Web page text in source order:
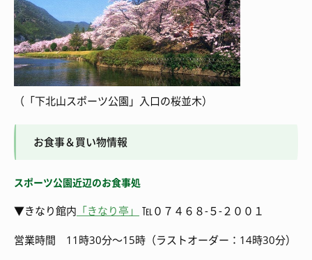
（「下北山スポーツ公園」入口の桜並木）
お食事＆買い物情報
スポーツ公園近辺のお食事処
▼きなり館内 「きなり亭」 ℡０７４６８-５-２００１
営業時間 11時30分～15時（ラストオーダー：14時30分）